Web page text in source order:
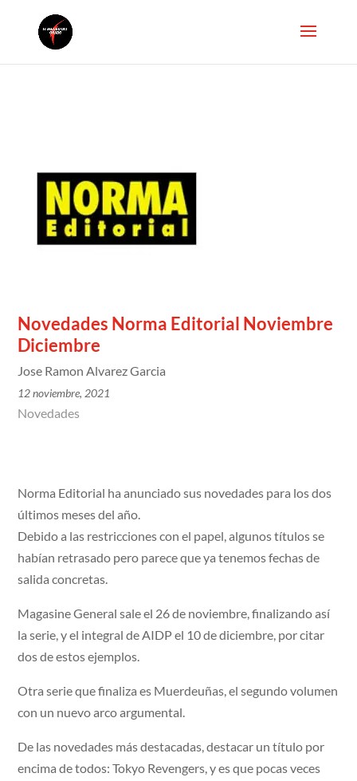
Novedades Norma Editorial Noviembre
Diciembre
Jose Ramon Alvarez Garcia
12 noviembre, 2021
Novedades
Norma Editorial ha anunciado sus novedades para los dos
últimos meses del año.
Debido a las restricciones con el papel, algunos títulos se
habían retrasado pero parece que ya tenemos fechas de
salida concretas.
Magasine General sale el 26 de noviembre, finalizando así
la serie, y el integral de AIDP el 10 de diciembre, por citar
dos de estos ejemplos.
Otra serie que finaliza es Muerdeuñas, el segundo volumen
con un nuevo arco argumental.
De las novedades más destacadas, destacar un título por
encima de todos: Tokyo Revengers, y es que pocas veces